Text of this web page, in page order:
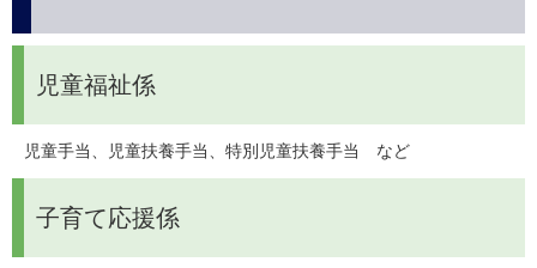
児童福祉係
児童手当、児童扶養手当、特別児童扶養手当　など
子育て応援係